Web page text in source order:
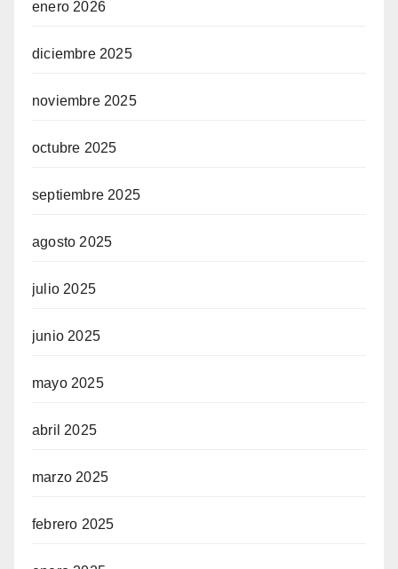
enero 2026
diciembre 2025
noviembre 2025
octubre 2025
septiembre 2025
agosto 2025
julio 2025
junio 2025
mayo 2025
abril 2025
marzo 2025
febrero 2025